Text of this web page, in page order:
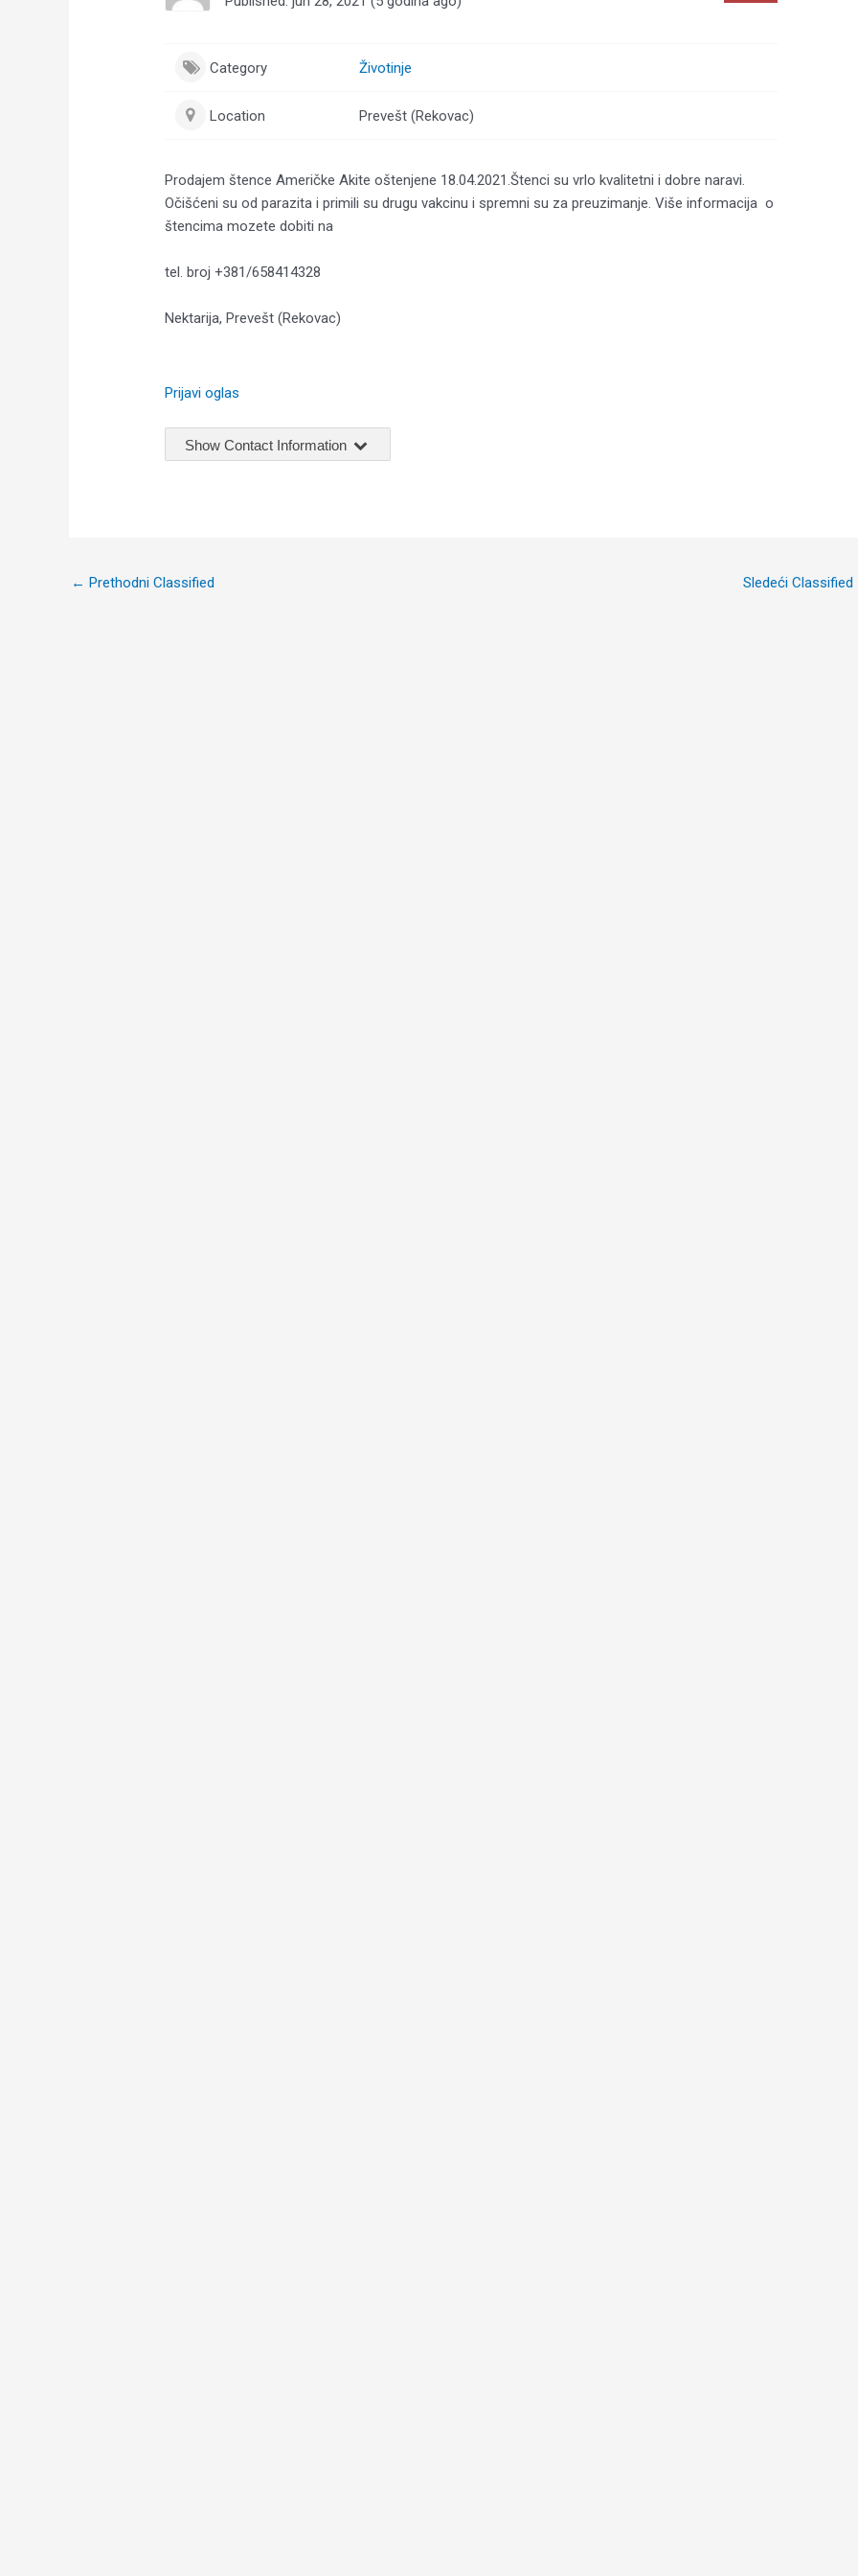
Category Životinje
Location Prevešt (Rekovac)
Prodajem štence Američke Akite oštenjene 18.04.2021.Štenci su vrlo kvalitetni i dobre naravi.
Očišćeni su od parazita i primili su drugu vakcinu i spremni su za preuzimanje. Više informacija o
štencima mozete dobiti na
tel. broj +381/658414328
Nektarija, Prevešt (Rekovac)
Prijavi oglas
Show Contact Information
Post
← Prethodni Classified Sledeći Classified